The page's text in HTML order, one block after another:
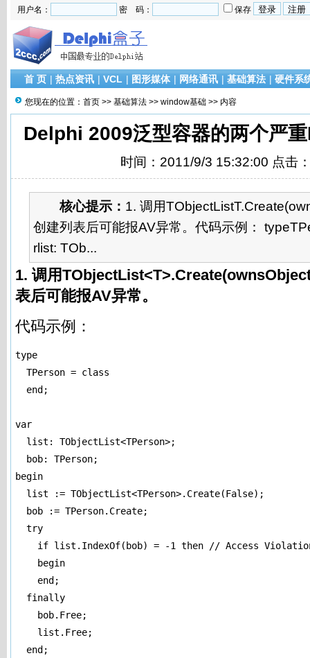
用户名： 密 码： 保存
首 页 | 热点资讯 | VCL | 图形媒体 | 网络通讯 | 基础算法 | 硬件系
您现在的位置： 首页 >> 基础算法 >> window基础 >> 内容
Delphi 2009泛型容器的两个严
时间：2011/9/3 15:32:00 点击
核心提示： 1. 调用
创建列表后可能报AV异常。代码示例：
rlist: TOb...
1. 调用
表后可能报AV异常。
代码示例：
type
  TPerson = class
  end;
var
  list: TObjectList<TPerson>;
  bob: TPerson;
begin
  list := TObjectList<TPerson>.Create(False);
  bob := TPerson.Create;
  try
if list.IndexOf(bob) = -1 then // Access
    begin
    end;
  finally
    bob.Free;
    list.Free;
  end;